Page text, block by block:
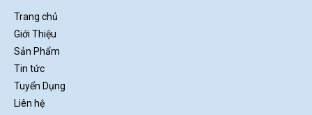
Trang chủ
Giới Thiệu
Sản Phẩm
Tin tức
Tuyển Dụng
Liên hệ